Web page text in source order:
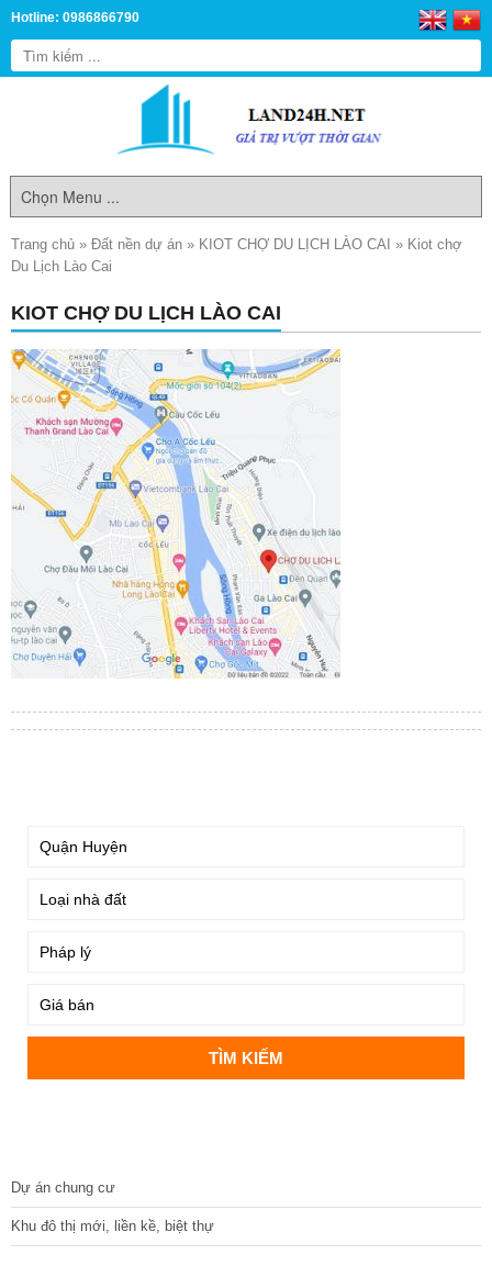
Hotline: 0986866790
Trang chủ » Đất nền dự án » KIOT CHỢ DU LỊCH LÀO CAI » Kiot chợ
Du Lịch Lào Cai
KIOT CHỢ DU LỊCH LÀO CAI
Dự án chung cư
Khu đô thị mới, liền kề, biệt thự